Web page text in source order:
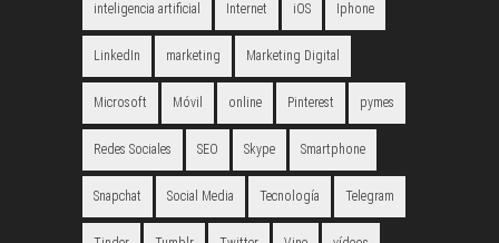
inteligencia artificial Internet iOS Iphone
LinkedIn marketing Marketing Digital
Microsoft Móvil online Pinterest pymes
Redes Sociales SEO Skype Smartphone
Snapchat Social Media Tecnología Telegram